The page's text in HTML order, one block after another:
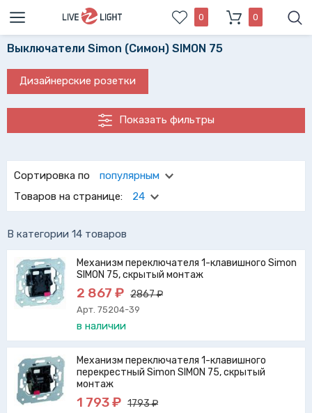
0 0
Выключатели Simon (Симон) SIMON 75
Дизайнерские розетки
Показать фильтры
прекрасно смотреться независимо от обстановки в доме.
Выбрать выключатели simon (симон) simon Вам поможет
удобный фильтр нашего каталога.
Сортировка по
популярным
Товаров на странице:
24
В категории 14 товаров
Механизм переключателя 1-клавишного Simon
SIMON 75, скрытый монтаж
2 867 ₽ 2867 ₽
Арт. 75204-39
в наличии
Механизм переключателя 1-клавишного
перекрестный Simon SIMON 75, скрытый
монтаж
1 793 ₽ 1793 ₽